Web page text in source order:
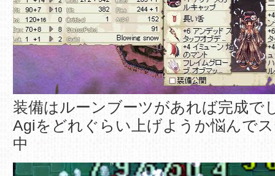
装備はルーンブーツがあれば完成で
Agiをどれぐらい上げようか悩んで
中